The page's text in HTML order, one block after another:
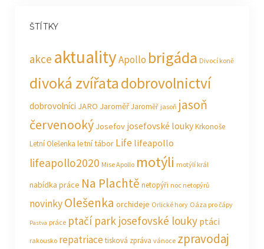
ŠTÍTKY
akce aktualityApollo brigáda Divocí koně
divoká zvířatadobrovolnictví
dobrovolníci JARO JaroměřJaroměř jasoň jasoň
červenooký Josefov josefovské loukyKrkonoše
Letní Olešenka letní tábor Life lifeapollo
lifeapollo2020 Mise Apollo motýli motýlí král
nabídka práce Na Plachtě netopýři noc netopýrů
novinkyOlešenka orchideje Orlické hory Oáza pro čápy
Pastva práce ptačí park josefovské louky ptáci
rakousko repatriacetisková zpráva vánoce zpravodaj